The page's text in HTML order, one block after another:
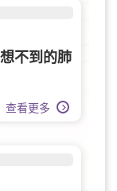
不到的肺
查看更多